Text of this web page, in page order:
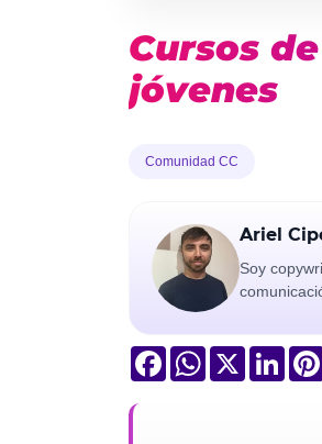
Cursos
jóvenes
Comunidad CC
Ariel
Soy
FacebookWhatsApp
X